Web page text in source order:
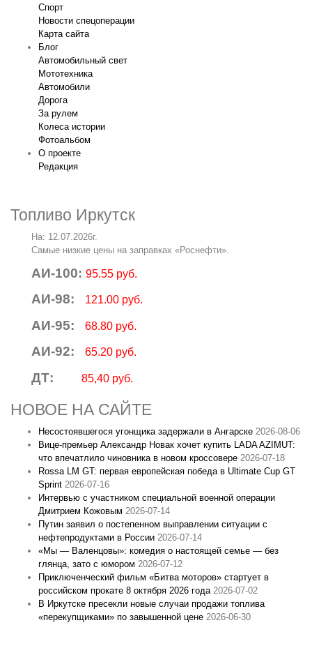
Спорт
Новости спецоперации
Карта сайта
Блог
Автомобильный свет
Мототехника
Автомобили
Дорога
За рулем
Колеса истории
Фотоальбом
О проекте
Редакция
Топливо Иркутск
На: 12.07.2026г.
Самые низкие цены на заправках «Роснефти».
АИ-100: 95.55 руб.
АИ-98: 121.00 руб.
АИ-95: 68.80 руб.
АИ-92: 65.20 руб.
ДТ: 85,40 руб.
НОВОЕ НА САЙТЕ
Несостоявшегося угонщика задержали в Ангарске 2026-08-06
Вице‑премьер Александр Новак хочет купить LADA AZIMUT:
что впечатлило чиновника в новом кроссовере 2026-07-18
Rossa LM GT: первая европейская победа в Ultimate Cup GT
Sprint 2026-07-16
Интервью с участником специальной военной операции
Дмитрием Кожовым 2026-07-14
Путин заявил о постепенном выправлении ситуации с
нефтепродуктами в России 2026-07-14
«Мы — Валенцовы»: комедия о настоящей семье — без
глянца, зато с юмором 2026-07-12
Приключенческий фильм «Битва моторов» стартует в
российском прокате 8 октября 2026 года 2026-07-02
В Иркутске пресекли новые случаи продажи топлива
«перекупщиками» по завышенной цене 2026-06-30